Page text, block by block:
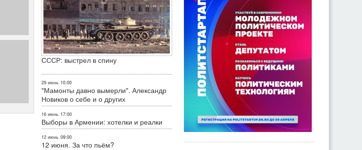
СССР: выстрел в спину
29 июнь 10:00
"Мамонты давно вымерли". Александр
Новиков о себе и о других
16 июнь 17:00
Выборы в Армении: хотелки и реалки
12 июнь 09:00
12 июня. За что пьём?